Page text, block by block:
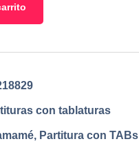
con tablaturas
, Partitura con TABs